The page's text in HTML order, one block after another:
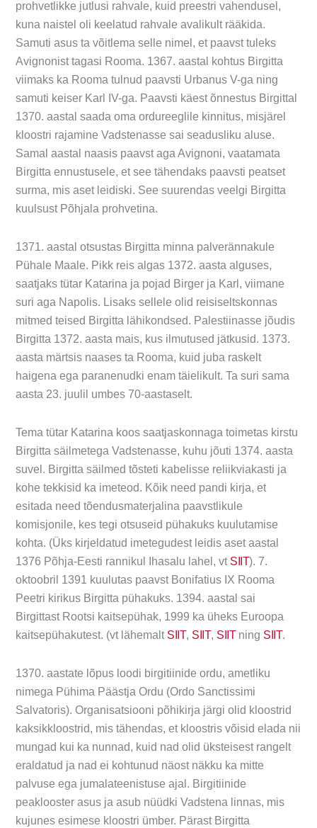
prohvetlikke jutlusi rahvale, kuid preestri vahendusel,
kuna naistel oli keelatud rahvale avalikult rääkida.
Samuti asus ta võitlema selle nimel, et paavst tuleks
Avignonist tagasi Rooma. 1367. aastal kohtus Birgitta
viimaks ka Rooma tulnud paavsti Urbanus V-ga ning
samuti keiser Karl IV-ga. Paavsti käest õnnestus Birgittal
1370. aastal saada oma ordureeglile kinnitus, misjärel
kloostri rajamine Vadstenasse sai seadusliku aluse.
Samal aastal naasis paavst aga Avignoni, vaatamata
Birgitta ennustusele, et see tähendaks paavsti peatset
surma, mis aset leidiski. See suurendas veelgi Birgitta
kuulsust Põhjala prohvetina.
1371. aastal otsustas Birgitta minna palverännakule
Pühale Maale. Pikk reis algas 1372. aasta alguses,
saatjaks tütar Katarina ja pojad Birger ja Karl, viimane
suri aga Napolis. Lisaks sellele olid reisiseltskonnas
mitmed teised Birgitta lähikondsed. Palestiinasse jõudis
Birgitta 1372. aasta mais, kus ilmutused jätkusid. 1373.
aasta märtsis naases ta Rooma, kuid juba raskelt
haigena ega paranenudki enam täielikult. Ta suri sama
aasta 23. juulil umbes 70-aastaselt.
Tema tütar Katarina koos saatjaskonnaga toimetas kirstu
Birgitta säilmetega Vadstenasse, kuhu jõuti 1374. aasta
suvel. Birgitta säilmed tõsteti kabelisse reliikviakasti ja
kohe tekkisid ka imeteod. Kõik need pandi kirja, et
esitada need tõendusmaterjalina paavstlikule
komisjonile, kes tegi otsuseid pühakuks kuulutamise
kohta. (Üks kirjeldatud imetegudest leidis aset aastal
1376 Põhja-Eesti rannikul Ihasalu lahel, vt SIIT). 7.
oktoobril 1391 kuulutas paavst Bonifatius IX Rooma
Peetri kirikus Birgitta pühakuks. 1394. aastal sai
Birgittast Rootsi kaitsepühak, 1999 ka üheks Euroopa
kaitsepühakutest. (vt lähemalt SIIT, SIIT, SIITning SIIT.
1370. aastate lõpus loodi birgitiinide ordu, ametliku
nimega Pühima Päästja Ordu (Ordo Sanctissimi
Salvatoris). Organisatsiooni põhikirja järgi olid kloostrid
kaksikkloostrid, mis tähendas, et kloostris võisid elada nii
mungad kui ka nunnad, kuid nad olid üksteisest rangelt
eraldatud ja nad ei kohtunud näost näkku ka mitte
palvuse ega jumalateenistuse ajal. Birgitiinide
peaklooster asus ja asub nüüdki Vadstena linnas, mis
kujunes esimese kloostri ümber. Pärast Birgitta